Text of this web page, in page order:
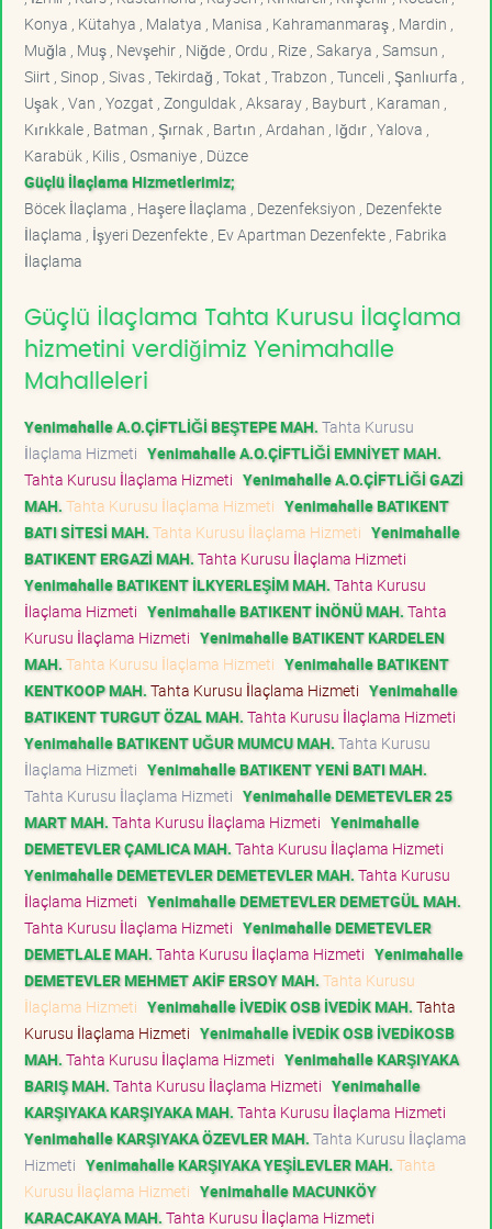
Konya , Kütahya , Malatya , Manisa , Kahramanmaraş , Mardin ,
Muğla , Muş , Nevşehir , Niğde , Ordu , Rize , Sakarya , Samsun ,
Siirt , Sinop , Sivas , Tekirdağ , Tokat , Trabzon , Tunceli , Şanlıurfa ,
Uşak , Van , Yozgat , Zonguldak , Aksaray , Bayburt , Karaman ,
Kırıkkale , Batman , Şırnak , Bartın , Ardahan , Iğdır , Yalova ,
Karabük , Kilis , Osmaniye , Düzce
Güçlü İlaçlama Hizmetlerimiz;
Böcek İlaçlama , Haşere İlaçlama , Dezenfeksiyon , Dezenfekte
İlaçlama , İşyeri Dezenfekte , Ev Apartman Dezenfekte , Fabrika
İlaçlama
Güçlü İlaçlama Tahta Kurusu İlaçlama
hizmetini verdiğimiz Yenimahalle
Mahalleleri
Yenimahalle A.O.ÇİFTLİĞİ BEŞTEPE MAH. Tahta Kurusu
İlaçlama Hizmeti Yenimahalle A.O.ÇİFTLİĞİ EMNİYET MAH.
Tahta Kurusu İlaçlama Hizmeti Yenimahalle A.O.ÇİFTLİĞİ GAZİ
MAH. Tahta Kurusu İlaçlama Hizmeti Yenimahalle BATIKENT
BATI SİTESİ MAH. Tahta Kurusu İlaçlama Hizmeti Yenimahalle
BATIKENT ERGAZİ MAH. Tahta Kurusu İlaçlama Hizmeti
Yenimahalle BATIKENT İLKYERLEŞİM MAH. Tahta Kurusu
İlaçlama Hizmeti Yenimahalle BATIKENT İNÖNÜ MAH. Tahta
Kurusu İlaçlama Hizmeti Yenimahalle BATIKENT KARDELEN
MAH. Tahta Kurusu İlaçlama Hizmeti Yenimahalle BATIKENT
KENTKOOP MAH. Tahta Kurusu İlaçlama Hizmeti Yenimahalle
BATIKENT TURGUT ÖZAL MAH. Tahta Kurusu İlaçlama Hizmeti
Yenimahalle BATIKENT UĞUR MUMCU MAH. Tahta Kurusu
İlaçlama Hizmeti Yenimahalle BATIKENT YENİ BATI MAH.
Tahta Kurusu İlaçlama Hizmeti Yenimahalle DEMETEVLER 25
MART MAH. Tahta Kurusu İlaçlama Hizmeti Yenimahalle
DEMETEVLER ÇAMLICA MAH. Tahta Kurusu İlaçlama Hizmeti
Yenimahalle DEMETEVLER DEMETEVLER MAH. Tahta Kurusu
İlaçlama Hizmeti Yenimahalle DEMETEVLER DEMETGÜL MAH.
Tahta Kurusu İlaçlama Hizmeti Yenimahalle DEMETEVLER
DEMETLALE MAH. Tahta Kurusu İlaçlama Hizmeti Yenimahalle
DEMETEVLER MEHMET AKİF ERSOY MAH. Tahta Kurusu
İlaçlama Hizmeti Yenimahalle İVEDİK OSB İVEDİK MAH. Tahta
Kurusu İlaçlama Hizmeti Yenimahalle İVEDİK OSB İVEDİKOSB
MAH. Tahta Kurusu İlaçlama Hizmeti Yenimahalle KARŞIYAKA
BARIŞ MAH. Tahta Kurusu İlaçlama Hizmeti Yenimahalle
KARŞIYAKA KARŞIYAKA MAH. Tahta Kurusu İlaçlama Hizmeti
Yenimahalle KARŞIYAKA ÖZEVLER MAH. Tahta Kurusu İlaçlama
Hizmeti Yenimahalle KARŞIYAKA YEŞİLEVLER MAH. Tahta
Kurusu İlaçlama Hizmeti Yenimahalle MACUNKÖY
KARACAKAYA MAH. Tahta Kurusu İlaçlama Hizmeti